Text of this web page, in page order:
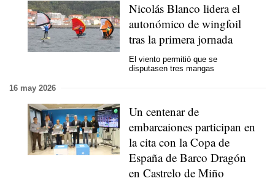
Nicolás Blanco lidera el
autonómico de wingfoil
tras la primera jornada
El viento permitió que se
disputasen tres mangas
16 may 2026
Un centenar de
embarcaiones participan en
la cita con la Copa de
España de Barco Dragón
en Castrelo de Miño